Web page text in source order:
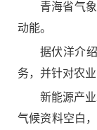
青海省气
动能。
据伏洋介
务，并针对农
新能源产
气候资料空白